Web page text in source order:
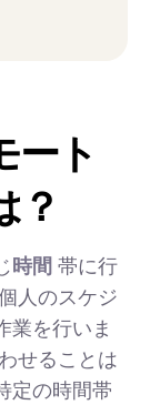
ート
？
時間帯に行
人のスケジ
業を行いま
せることは
定の時間帯